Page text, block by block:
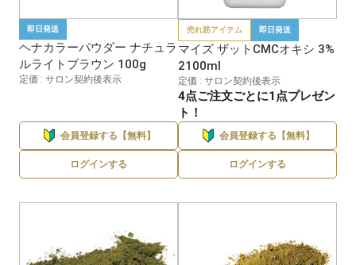
即日発送
ヘナカラーパウダー ナチュラ
ルライトブラウン 100g
定価 : サロン契約後表示
会員登録する【無料】
ログインする
売れ筋アイテム 即日発送
マイズ ザットCMCオキシ 3%
2100ml
定価 : サロン契約後表示
4点ご注文ごとに1点プレゼン
ト！
会員登録する【無料】
ログインする